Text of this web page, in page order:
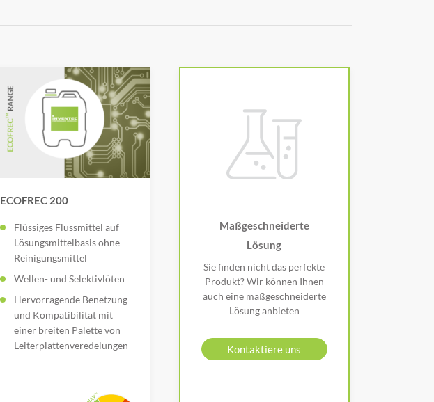
ECOFREC 200
Flüssiges Flussmittel auf
Lösungsmittelbasis ohne
Reinigungsmittel
Wellen- und Selektivlöten
Hervorragende Benetzung
und Kompatibilität mit
einer breiten Palette von
Leiterplattenveredelungen
Maßgeschneiderte
Lösung
Sie finden nicht das perfekte
Produkt? Wir können Ihnen
auch eine maßgeschneiderte
Lösung anbieten
Kontaktiere uns